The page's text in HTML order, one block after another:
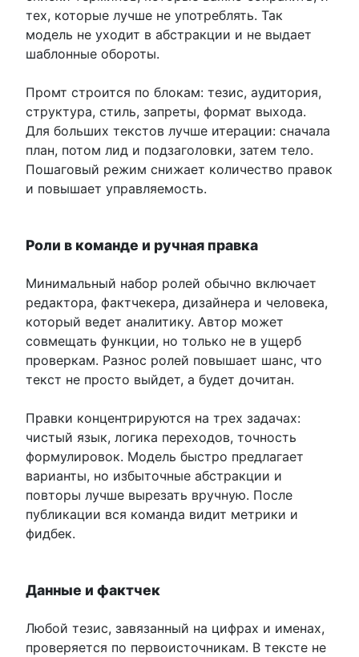
тех, которые лучше не употреблять. Так
модель не уходит в абстракции и не выдает
шаблонные обороты.
Промт строится по блокам: тезис, аудитория,
структура, стиль, запреты, формат выхода.
Для больших текстов лучше итерации: сначала
план, потом лид и подзаголовки, затем тело.
Пошаговый режим снижает количество правок
и повышает управляемость.
Роли в команде и ручная правка
Минимальный набор ролей обычно включает
редактора, фактчекера, дизайнера и человека,
который ведет аналитику. Автор может
совмещать функции, но только не в ущерб
проверкам. Разнос ролей повышает шанс, что
текст не просто выйдет, а будет дочитан.
Правки концентрируются на трех задачах:
чистый язык, логика переходов, точность
формулировок. Модель быстро предлагает
варианты, но избыточные абстракции и
повторы лучше вырезать вручную. После
публикации вся команда видит метрики и
фидбек.
Данные и фактчек
Любой тезис, завязанный на цифрах и именах,
проверяется по первоисточникам. В тексте не